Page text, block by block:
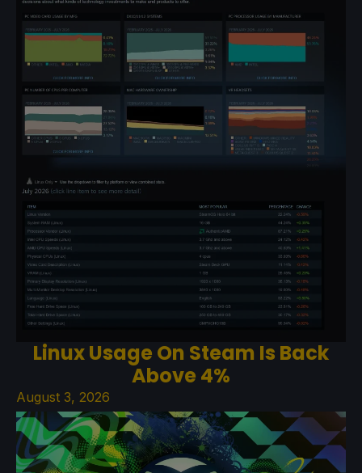
Linux Usage On Steam Is Back
Above 4%
August 3, 2026